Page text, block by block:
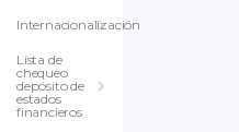
Internacionalización
Lista de
chequeo
depósito de
estados
financieros